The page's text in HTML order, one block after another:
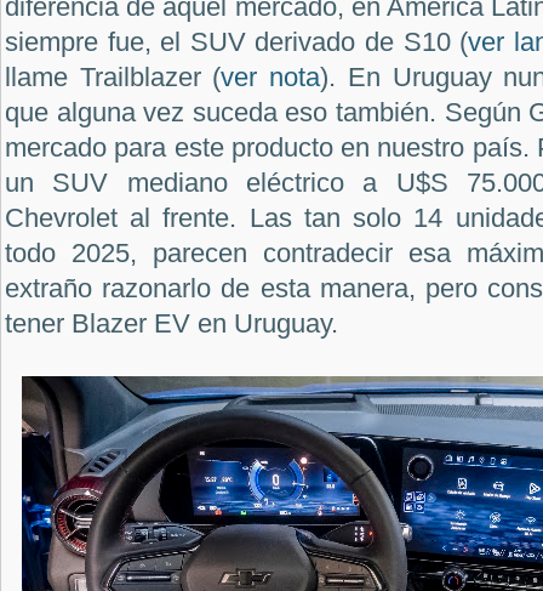
diferencia de aquel mercado, en América
siempre fue, el SUV derivado de S10 (ver
llame Trailblazer (ver nota). En Uruguay
que alguna vez suceda eso también. Según
mercado para este producto en nuestro país.
un SUV mediano eléctrico a U$S
Chevrolet al frente. Las tan solo 14
todo 2025, parecen contradecir esa
extraño razonarlo de esta manera, pero
tener Blazer EV en Uruguay.